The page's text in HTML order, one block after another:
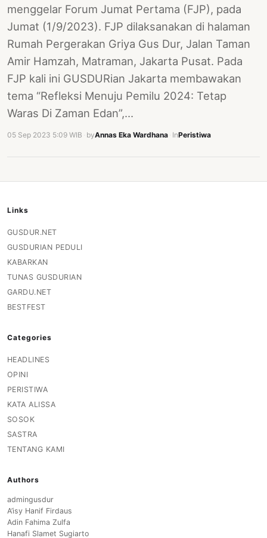
menggelar Forum Jumat Pertama (FJP), pada
Jumat (1/9/2023). FJP dilaksanakan di halaman
Rumah Pergerakan Griya Gus Dur, Jalan Taman
Amir Hamzah, Matraman, Jakarta Pusat. Pada
FJP kali ini GUSDURian Jakarta membawakan
tema “Refleksi Menuju Pemilu 2024: Tetap
Waras Di Zaman Edan”,…
05 Sep 2023 5:09 WIB byAnnas Eka Wardhana InPeristiwa
Links
GUSDUR.NET
GUSDURIAN PEDULI
KABARKAN
TUNAS GUSDURIAN
GARDU.NET
BESTFEST
Categories
HEADLINES
OPINI
PERISTIWA
KATA ALISSA
SOSOK
SASTRA
TENTANG KAMI
Authors
admingusdur
A’isy Hanif Firdaus
Adin Fahima Zulfa
Hanafi Slamet Sugiarto